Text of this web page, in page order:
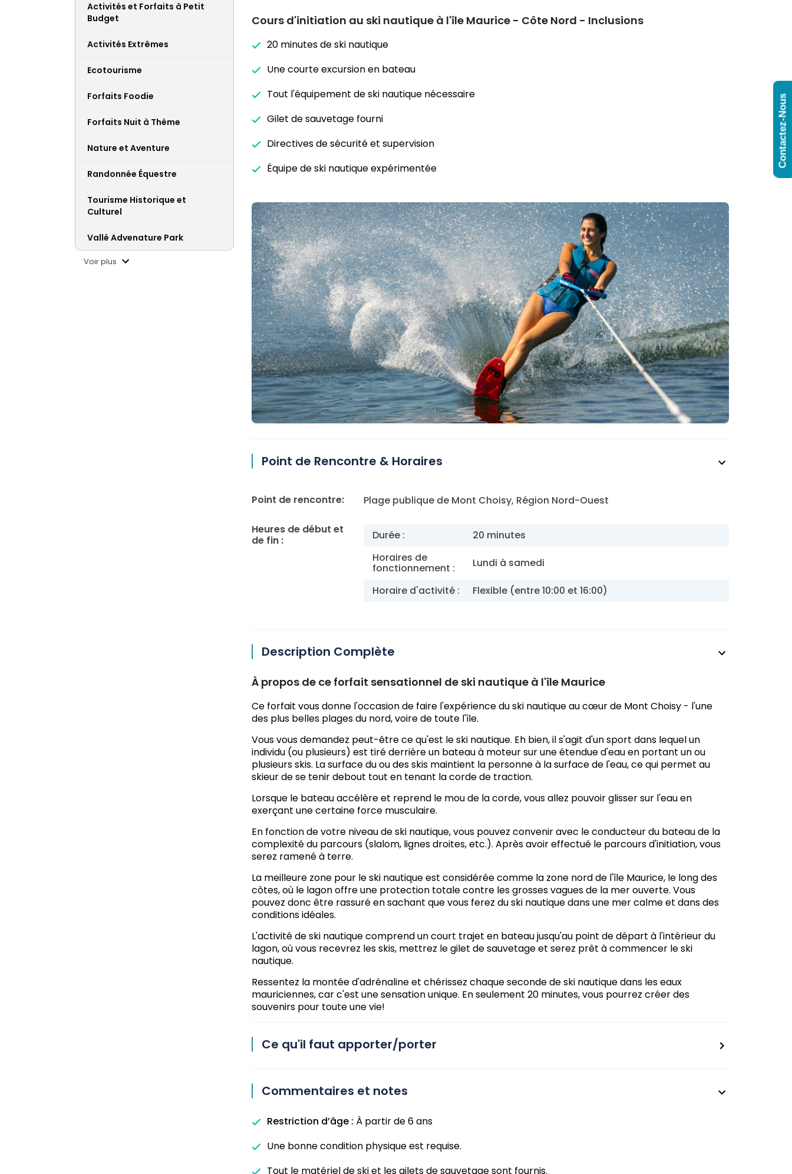
Activités et Forfaits à Petit
Budget
Activités Extrêmes
Ecotourisme
Forfaits Foodie
Forfaits Nuit à Thème
Nature et Aventure
Randonnée Équestre
Tourisme Historique et
Culturel
Vallé Advenature Park
Voir plus
Cours d'initiation au ski nautique à l'île Maurice - Côte Nord - Inclusions
20 minutes de ski nautique
Une courte excursion en bateau
Tout l'équipement de ski nautique nécessaire
Gilet de sauvetage fourni
Directives de sécurité et supervision
Équipe de ski nautique expérimentée
Point de Rencontre & Horaires
Point de rencontre: Plage publique de Mont Choisy, Région Nord-Ouest
Heures de début et
de fin :
Durée :
20 minutes
Horaires de
fonctionnement : Lundi à samedi
Horaire d'activité : Flexible (entre 10:00 et 16:00)
Description Complète
À propos de ce forfait sensationnel de ski nautique à l'île Maurice
Ce forfait vous donne l'occasion de faire l'expérience du ski nautique au cœur de Mont Choisy - l'une
des plus belles plages du nord, voire de toute l'île.
Vous vous demandez peut-être ce qu'est le ski nautique. Eh bien, il s'agit d'un sport dans lequel un
individu (ou plusieurs) est tiré derrière un bateau à moteur sur une étendue d'eau en portant un ou
plusieurs skis. La surface du ou des skis maintient la personne à la surface de l'eau, ce qui permet au
skieur de se tenir debout tout en tenant la corde de traction.
Lorsque le bateau accélère et reprend le mou de la corde, vous allez pouvoir glisser sur l'eau en
exerçant une certaine force musculaire.
En fonction de votre niveau de ski nautique, vous pouvez convenir avec le conducteur du bateau de la
complexité du parcours (slalom, lignes droites, etc.). Après avoir effectué le parcours d'initiation, vous
serez ramené à terre.
La meilleure zone pour le ski nautique est considérée comme la zone nord de l'île Maurice, le long des
côtes, où le lagon offre une protection totale contre les grosses vagues de la mer ouverte. Vous
pouvez donc être rassuré en sachant que vous ferez du ski nautique dans une mer calme et dans des
conditions idéales.
L'activité de ski nautique comprend un court trajet en bateau jusqu'au point de départ à l'intérieur du
lagon, où vous recevrez les skis, mettrez le gilet de sauvetage et serez prêt à commencer le ski
nautique.
Ressentez la montée d'adrénaline et chérissez chaque seconde de ski nautique dans les eaux
mauriciennes, car c'est une sensation unique. En seulement 20 minutes, vous pourrez créer des
souvenirs pour toute une vie!
Ce qu'il faut apporter/porter
Commentaires et notes
Restriction d’âge : À partir de 6 ans
Une bonne condition physique est requise.
Tout le matériel de ski et les gilets de sauvetage sont fournis.
Contactez-Nous